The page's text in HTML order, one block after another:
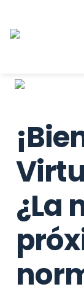
¿La